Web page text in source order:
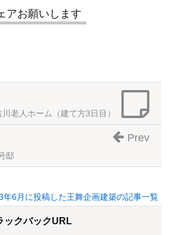
アお願いします
川老人ホーム（建て方3日目）
邸
Prev
年6月に投稿した王舞企画建築の記事一覧
ックバックURL